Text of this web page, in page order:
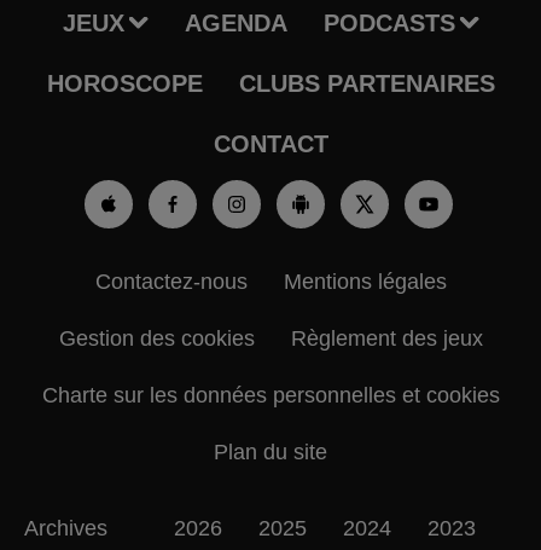
JEUX AGENDA PODCASTS
HOROSCOPE CLUBS PARTENAIRES
CONTACT
Contactez-nous Mentions légales
Gestion des cookies Règlement des jeux
Charte sur les données personnelles et cookies
Plan du site
Archives 2026 2025 2024 2023